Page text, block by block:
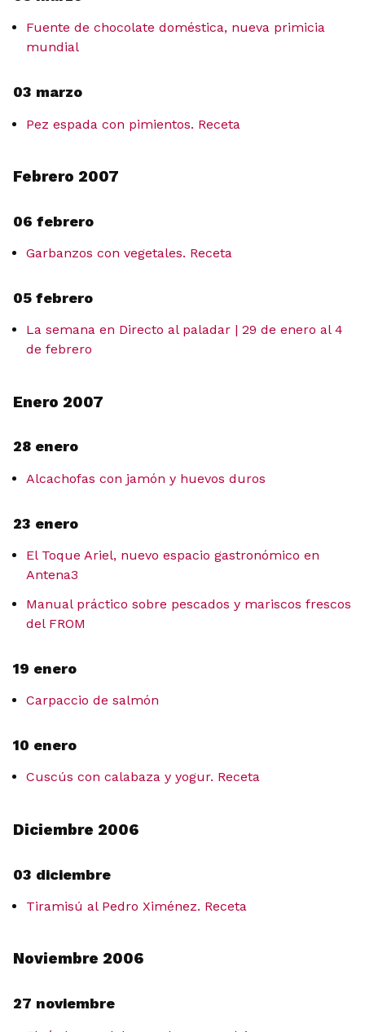
Fuente de chocolate doméstica, nueva primicia
mundial
03 marzo
Pez espada con pimientos. Receta
Febrero 2007
06 febrero
Garbanzos con vegetales. Receta
05 febrero
La semana en Directo al paladar | 29 de enero al 4
de febrero
Enero 2007
28 enero
Alcachofas con jamón y huevos duros
23 enero
El Toque Ariel, nuevo espacio gastronómico en
Antena3
Manual práctico sobre pescados y mariscos frescos
del FROM
19 enero
Carpaccio de salmón
10 enero
Cuscús con calabaza y yogur. Receta
Diciembre 2006
03 diciembre
Tiramisú al Pedro Ximénez. Receta
Noviembre 2006
27 noviembre